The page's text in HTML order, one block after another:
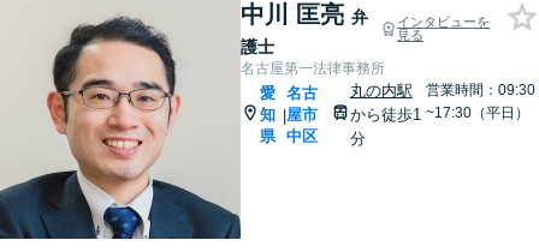
中川 匡亮 弁
護士
インタビューを
見る
名古屋第一法律事務所
愛
知
県
|
名古
屋市
中区
丸の内駅
から徒歩1
分
営業時間：09:30
~17:30（平日）